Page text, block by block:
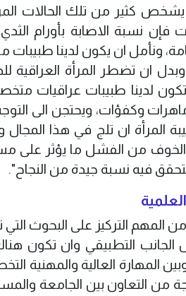
يشخص كثير من تلك الحالات
ونأمل ان يكون لدينا
وبدل ان تضطر المرأة
لدينا طبيبات عراقيات
وكفؤات، ويحتجن الى
المرأة ان تلج في هذا
من الفشل ما يؤثر على
فيه نسبة جيدة من النجاح".
المهم التركيز على البحوث
الجانب التطبيقي وان تكون
وبين المهارة العالية
من التعاون بين الجامعة